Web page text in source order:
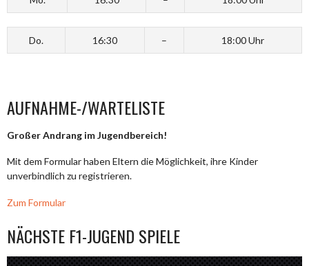
Do. 16:30 – 18:00 Uhr
AUFNAHME-/WARTELISTE
Großer Andrang im Jugendbereich!
Mit dem Formular haben Eltern die Möglichkeit, ihre Kinder
unverbindlich zu registrieren.
Zum Formular
NÄCHSTE F1-JUGEND SPIELE